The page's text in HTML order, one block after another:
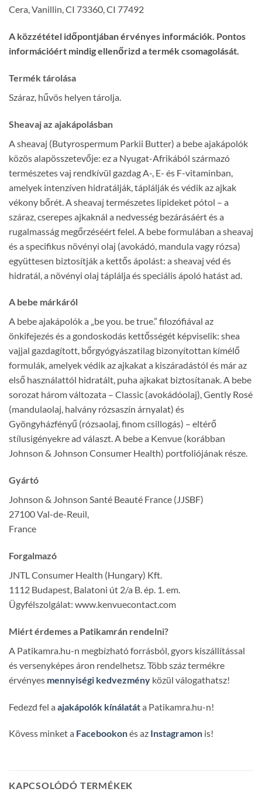
Cera, Vanillin, CI 73360, CI 77492
A közzététel időpontjában érvényes információk. Pontos
információért mindig ellenőrizd a termék csomagolását.
Termék tárolása
Száraz, hűvös helyen tárolja.
Sheavaj az ajakápolásban
A sheavaj (Butyrospermum Parkii Butter) a bebe ajakápolók
közös alapösszetevője: ez a Nyugat-Afrikából származó
természetes vaj rendkívül gazdag A-, E- és F-vitaminban,
amelyek intenzíven hidratálják, táplálják és védik az ajkak
vékony bőrét. A sheavaj természetes lipideket pótol – a
száraz, cserepes ajkaknál a nedvesség bezárásáért és a
rugalmasság megőrzéséért felel. A bebe formulában a sheavaj
és a specifikus növényi olaj (avokádó, mandula vagy rózsa)
együttesen biztosítják a kettős ápolást: a sheavaj véd és
hidratál, a növényi olaj táplálja és speciális ápoló hatást ad.
A bebe márkáról
A bebe ajakápolók a „be you. be true.” filozófiával az
önkifejezés és a gondoskodás kettősségét képviselik: shea
vajjal gazdagított, bőrgyógyászatilag bizonyítottan kímélő
formulák, amelyek védik az ajkakat a kiszáradástól és már az
első használattól hidratált, puha ajkakat biztosítanak. A bebe
sorozat három változata – Classic (avokádóolaj), Gently Rosé
(mandulaolaj, halvány rózsaszín árnyalat) és
Gyöngyházfényű (rózsaolaj, finom csillogás) – eltérő
stílusigényekre ad választ. A bebe a Kenvue (korábban
Johnson & Johnson Consumer Health) portfoliójának része.
Gyártó
Johnson & Johnson Santé Beauté France (JJSBF)
27100 Val-de-Reuil,
France
Forgalmazó
JNTL Consumer Health (Hungary) Kft.
1112 Budapest, Balatoni út 2/a B. ép. 1. em.
Ügyfélszolgálat: www.kenvuecontact.com
Miért érdemes a Patikamrán rendelni?
A Patikamra.hu-n megbízható forrásból, gyors kiszállítással
és versenyképes áron rendelhetsz. Több száz termékre
érvényes mennyiségi kedvezmény közül válogathatsz!
Fedezd fel a ajakápolók kínálatáta Patikamra.hu-n!
Kövess minket a Facebookonés az Instagramon is!
KAPCSOLÓDÓ TERMÉKEK